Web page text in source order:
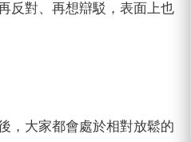
反對、再想辯駁，表面上也
，大家都會處於相對放鬆的